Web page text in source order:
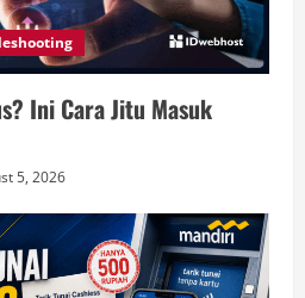
Ini Cara Jitu Masuk
5, 2026